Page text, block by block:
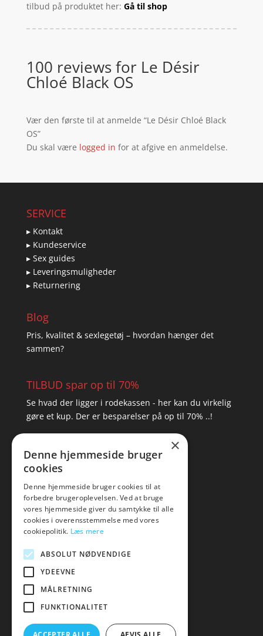
tilbud på produktet her: Gå til shop
100 reviews for Le Désir
Chloé Black OS
Vær den første til at anmelde “Le Désir Chloé Black
OS”
Du skal være logged in for at afgive en anmeldelse.
SERVICE
▸ Kontakt
▸ Kundeservice
▸ Sex guides
▸ Leveringsmuligheder
▸ Returnering
Blog
Pris, kvalitet & sexlegetøj – hvordan hænger det
sammen?
TILBUD spar op til 70%
Se hvad der ligger i rodekassen - her kan du virkelig
gøre et kup. Der er besparelser på op til 70% ..!
Tlf: 7876 8672
Mail: hej@amare.dk
×
Denne hjemmeside bruger
cookies
Denne hjemmeside bruger cookies til at
forbedre brugeroplevelsen. Ved at bruge
vores hjemmeside giver du samtykke til alle
cookies i overensstemmelse med vores
cookiepolitik. Læs mere
ABSOLUT NØDVENDIGE
YDEEVNE
MÅLRETNING
FUNKTIONALITET